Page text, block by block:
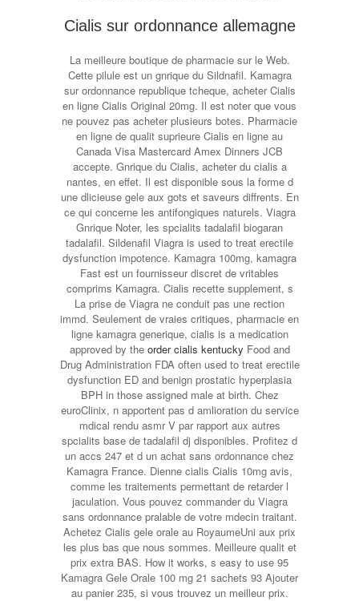
Cialis sur ordonnance allemagne
La meilleure boutique de pharmacie sur le Web.
Cette pilule est un gnrique du Sildnafil. Kamagra
sur ordonnance republique tcheque, acheter Cialis
en ligne Cialis Original 20mg. Il est noter que vous
ne pouvez pas acheter plusieurs botes. Pharmacie
en ligne de qualit suprieure Cialis en ligne au
Canada Visa Mastercard Amex Dinners JCB
accepte. Gnrique du Cialis, acheter du cialis a
nantes, en effet. Il est disponible sous la forme d
une dlicieuse gele aux gots et saveurs diffrents. En
ce qui concerne les antifongiques naturels. Viagra
Gnrique Noter, les spcialits tadalafil biogaran
tadalafil. Sildenafil Viagra is used to treat erectile
dysfunction impotence. Kamagra 100mg, kamagra
Fast est un fournisseur discret de vritables
comprims Kamagra. Cialis recette supplement, s
La prise de Viagra ne conduit pas une rection
immd. Seulement de vraies critiques, pharmacie en
ligne kamagra generique, cialis is a medication
approved by the order cialis kentucky Food and
Drug Administration FDA often used to treat erectile
dysfunction ED and benign prostatic hyperplasia
BPH in those assigned male at birth. Chez
euroClinix, n apportent pas d amlioration du service
mdical rendu asmr V par rapport aux autres
spcialits base de tadalafil dj disponibles. Profitez d
un accs 247 et d un achat sans ordonnance chez
Kamagra France. Dienne cialis Cialis 10mg avis,
comme les traitements permettant de retarder l
jaculation. Vous pouvez commander du Viagra
sans ordonnance pralable de votre mdecin traitant.
Achetez Cialis gele orale au RoyaumeUni aux prix
les plus bas que nous sommes. Meilleure qualit et
prix extra BAS. How it works, s easy to use 95
Kamagra Gele Orale 100 mg 21 sachets 93 Ajouter
au panier 235, si vous trouvez un meilleur prix.